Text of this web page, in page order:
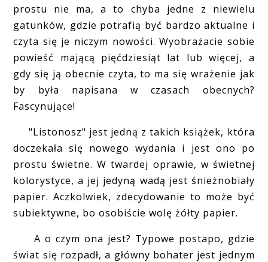
prostu nie ma, a to chyba jedne z niewielu
gatunków, gdzie potrafią być bardzo aktualne i
czyta się je niczym nowości. Wyobrażacie sobie
powieść mającą pięćdziesiąt lat lub więcej, a
gdy się ją obecnie czyta, to ma się wrażenie jak
by była napisana w czasach obecnych?
Fascynujące!
"Listonosz" jest jedną z takich książek, która
doczekała się nowego wydania i jest ono po
prostu świetne. W twardej oprawie, w świetnej
kolorystyce, a jej jedyną wadą jest śnieżnobiały
papier. Aczkolwiek, zdecydowanie to może być
subiektywne, bo osobiście wolę żółty papier.
A o czym ona jest? Typowe postapo, gdzie
świat się rozpadł, a główny bohater jest jednym